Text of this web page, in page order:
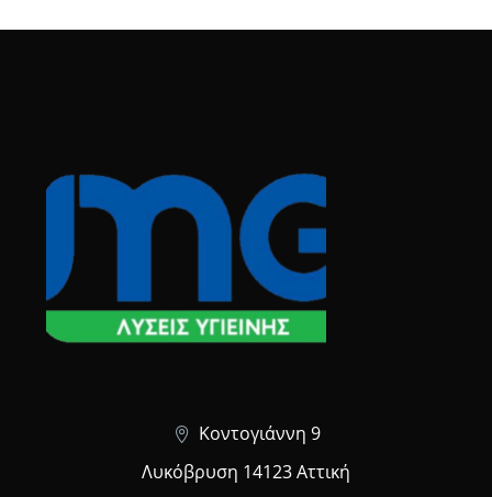
Κοντογιάννη 9
Λυκόβρυση 14123 Αττική